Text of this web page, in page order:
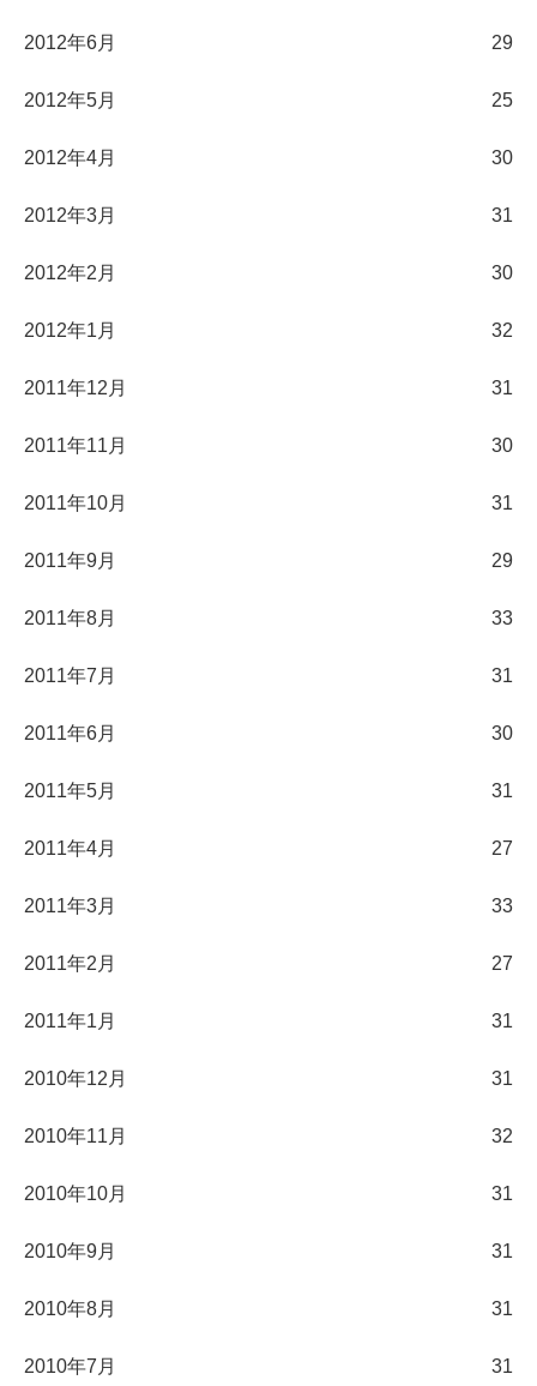
2012年6月 29
2012年5月 25
2012年4月 30
2012年3月 31
2012年2月 30
2012年1月 32
2011年12月 31
2011年11月 30
2011年10月 31
2011年9月 29
2011年8月 33
2011年7月 31
2011年6月 30
2011年5月 31
2011年4月 27
2011年3月 33
2011年2月 27
2011年1月 31
2010年12月 31
2010年11月 32
2010年10月 31
2010年9月 31
2010年8月 31
2010年7月 31